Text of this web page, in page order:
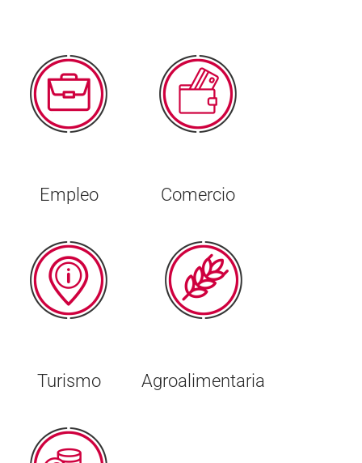
Empleo Comercio
Turismo Agroalimentaria